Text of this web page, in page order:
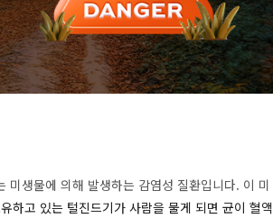
미생물에 의해 발생하는 감염성 질환입니다. 이 미
하고 있는 털진드기가 사람을 물게 되면 균이 혈액